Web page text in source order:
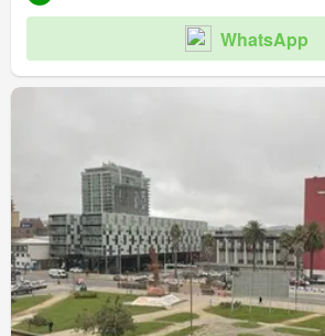
WhatsApp